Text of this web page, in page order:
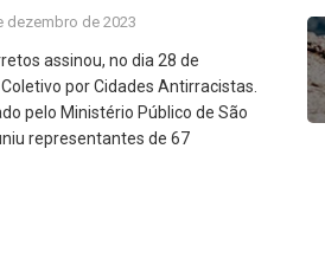
dezembro de 2023
assinou, no dia 28 de
por Cidades Antirracistas.
pelo Ministério Público de São
representantes de 67